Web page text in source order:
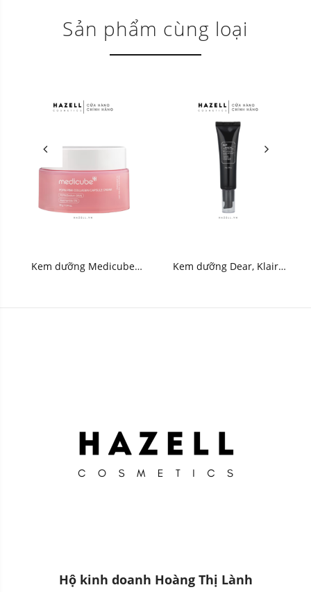
Sản phẩm cùng loại
Kem dưỡng Medicube
Kem dưỡng Dear, Klairs
Hộ kinh doanh Hoàng Thị Lành